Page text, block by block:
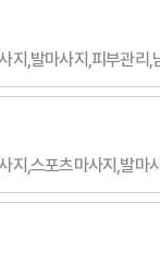
,발마사지,피부관리,